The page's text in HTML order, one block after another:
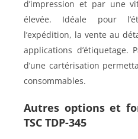
d’impression et par une
élevée. Idéale pour
l’expédition, la vente au
applications d’étiquetage.
d’une cartérisation
consommables.
Autres options et
TSC TDP-345